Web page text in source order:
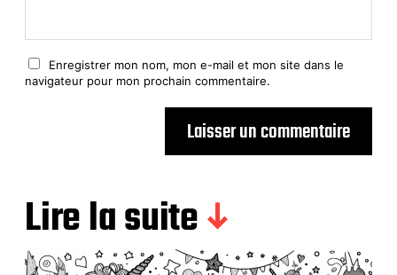
Enregistrer mon nom, mon e-mail et mon site dans le
navigateur pour mon prochain commentaire.
Lire la suite